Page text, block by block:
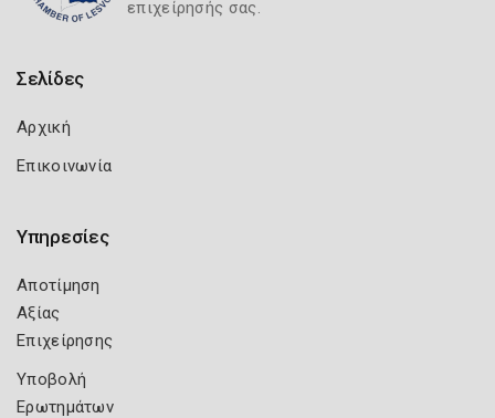
επιχείρησής σας.
Σελίδες
Αρχική
Επικοινωνία
Υπηρεσίες
Αποτίμηση
Αξίας
Επιχείρησης
Υποβολή
Ερωτημάτων